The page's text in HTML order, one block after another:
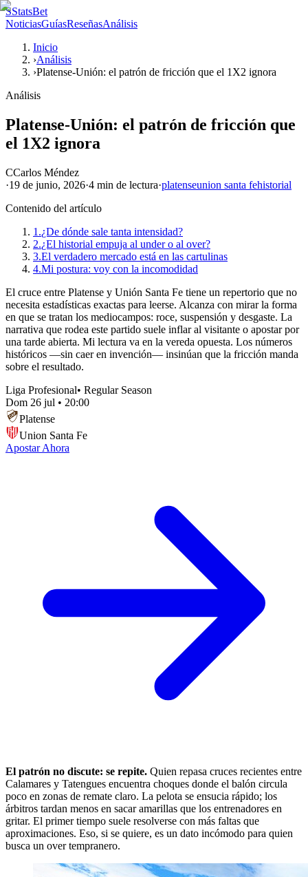
SStatsBet
NoticiasGuíasReseñasAnálisis
Inicio
›Análisis
›Platense-Unión: el patrón de fricción que el 1X2 ignora
Análisis
Platense-Unión: el patrón de fricción que
el 1X2 ignora
CCarlos Méndez
·19 de junio, 2026·4 min de lectura·platenseunion santa fehistorial
Contenido del artículo
1.¿De dónde sale tanta intensidad?
2.¿El historial empuja al under o al over?
3.El verdadero mercado está en las cartulinas
4.Mi postura: voy con la incomodidad
El cruce entre Platense y Unión Santa Fe tiene un repertorio que no
necesita estadísticas exactas para leerse. Alcanza con mirar la forma
en que se tratan los mediocampos: roce, suspensión y desgaste. La
narrativa que rodea este partido suele inflar al visitante o apostar por
una tarde abierta. Mi lectura va en la vereda opuesta. Los números
históricos —sin caer en invención— insinúan que la fricción manda
sobre el resultado.
Liga Profesional• Regular Season
Dom 26 jul • 20:00
Platense
Union Santa Fe
Apostar Ahora
El patrón no discute: se repite. Quien repasa cruces recientes entre
Calamares y Tatengues encuentra choques donde el balón circula
poco en zonas de remate claro. La pelota se ensucia rápido; los
árbitros tardan menos en sacar amarillas que los entrenadores en
gritar. El primer tiempo suele resolverse con más faltas que
aproximaciones. Eso, si se quiere, es un dato incómodo para quien
busca un over tempranero.